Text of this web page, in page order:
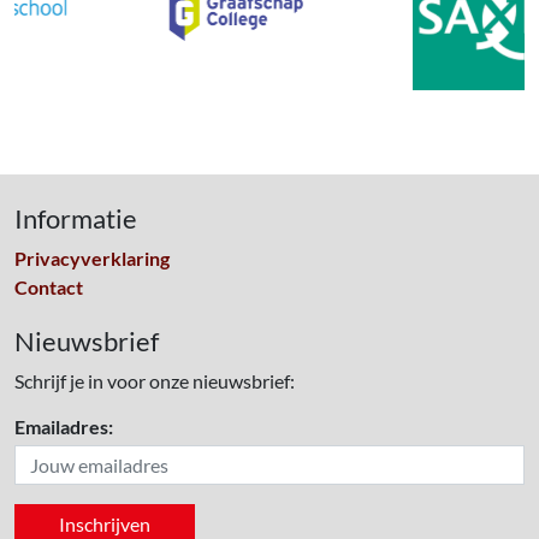
Informatie
Privacyverklaring
Contact
Nieuwsbrief
Schrijf je in voor onze nieuwsbrief:
Emailadres: